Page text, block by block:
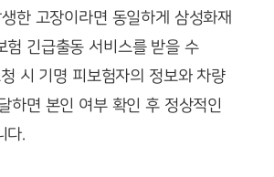
한 고장이라면 동일하게 삼성화재
험 긴급출동 서비스를 받을 수
시 기명 피보험자의 정보와 차량
하면 본인 여부 확인 후 정상적인
다.